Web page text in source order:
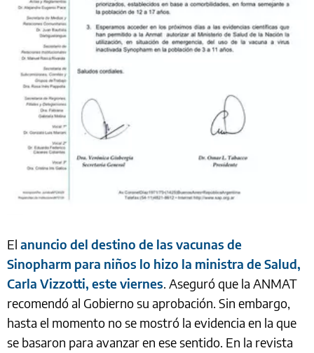
El anuncio del destino de las vacunas de
Sinopharm para niños lo hizo la ministra de Salud,
Carla Vizzotti, este viernes. Aseguró que la ANMAT
recomendó al Gobierno su aprobación. Sin embargo,
hasta el momento no se mostró la evidencia en la que
se basaron para avanzar en ese sentido. En la revista